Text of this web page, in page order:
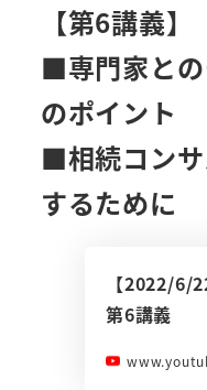
【第6講義】
■専門家と
のポイント
■相続コン
するために
【2022/6/
第6講義